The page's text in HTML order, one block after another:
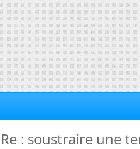
Re : soustraire une